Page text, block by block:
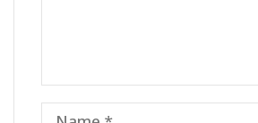
Name